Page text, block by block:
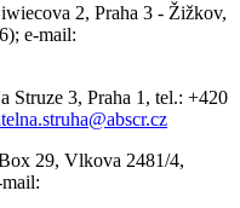
2, Praha 3 - Žižkov,
e-mail:
Struze 3, Praha 1, tel.: +420
29, Vlkova 2481/4,